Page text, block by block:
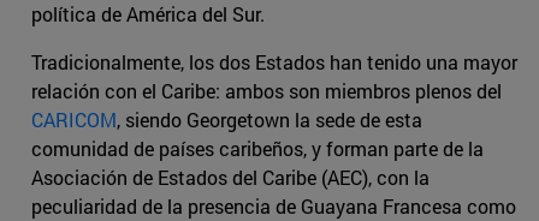
política de América del Sur.
Tradicionalmente, los dos Estados han tenido una mayor
relación con el Caribe: ambos son miembros plenos del
CARICOM, siendo Georgetown la sede de esta
comunidad de países caribeños, y forman parte de la
Asociación de Estados del Caribe (AEC), con la
peculiaridad de la presencia de Guayana Francesa como